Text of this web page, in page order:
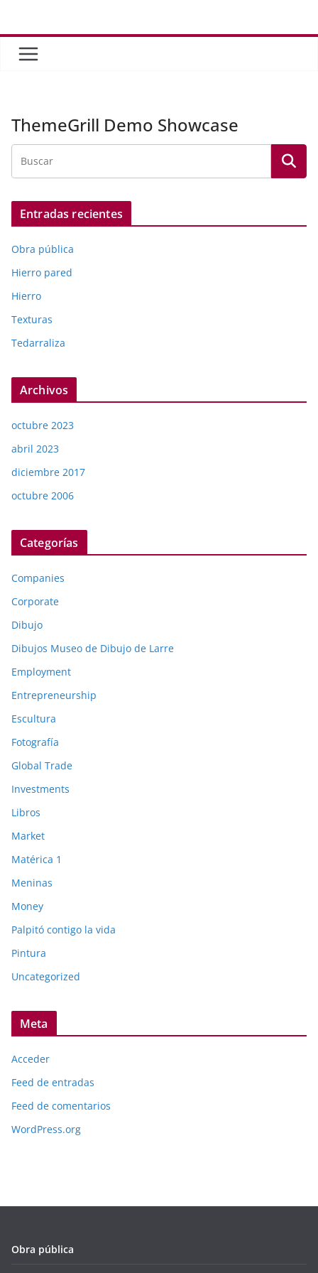
contenido
ThemeGrill Demo Showcase
Entradas recientes
Obra pública
Hierro pared
Hierro
Texturas
Tedarraliza
Archivos
octubre 2023
abril 2023
diciembre 2017
octubre 2006
Categorías
Companies
Corporate
Dibujo
Dibujos Museo de Dibujo de Larre
Employment
Entrepreneurship
Escultura
Fotografía
Global Trade
Investments
Libros
Market
Matérica 1
Meninas
Money
Palpitó contigo la vida
Pintura
Uncategorized
Meta
Acceder
Feed de entradas
Feed de comentarios
WordPress.org
Obra pública